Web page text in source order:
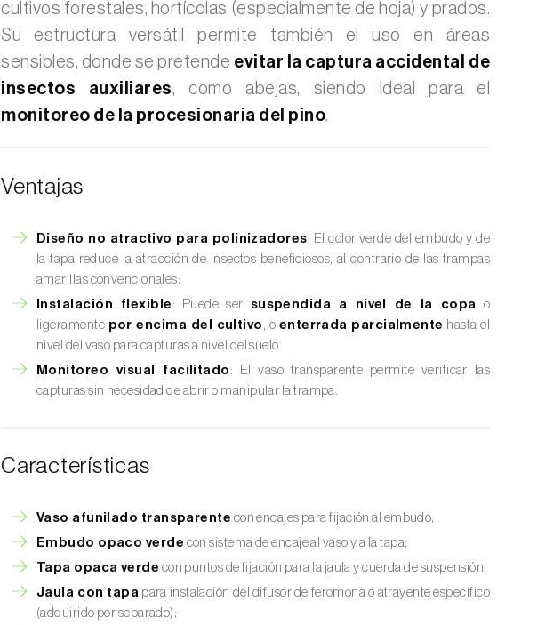
cultivos forestales, hortícolas (especialmente de hoja) y prados.
Su estructura versátil permite también el uso en áreas
sensibles, donde se pretende evitar la captura accidental de
insectos auxiliares, como abejas, siendo ideal para el
monitoreo de la procesionaria del pino.
Ventajas
Diseño no atractivo para polinizadores: El color verde del embudo y de
la tapa reduce la atracción de insectos beneficiosos, al contrario de las trampas
amarillas convencionales;
Instalación flexible : Puede ser suspendida a nivel de la copa
o
ligeramente por encima del cultivo , o enterrada parcialmente hasta el
nivel del vaso para capturas a nivel del suelo.
Monitoreo visual facilitado : El vaso transparente permite verificar las
capturas sin necesidad de abrir o manipular la trampa.
Características
Vaso afunilado transparente con encajes para fijación al embudo;
Embudo opaco verde con sistema de encaje al vaso y a la tapa;
Tapa opaca verde con puntos de fijación para la jaula y cuerda de suspensión;
Jaula con tapa para instalación del difusor de feromona o atrayente específico
(adquirido por separado);